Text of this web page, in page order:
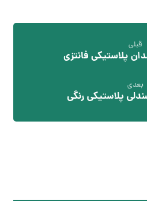
قبلی
پلاستیکی فانتزی
بعدی
پلاستیکی رنگی